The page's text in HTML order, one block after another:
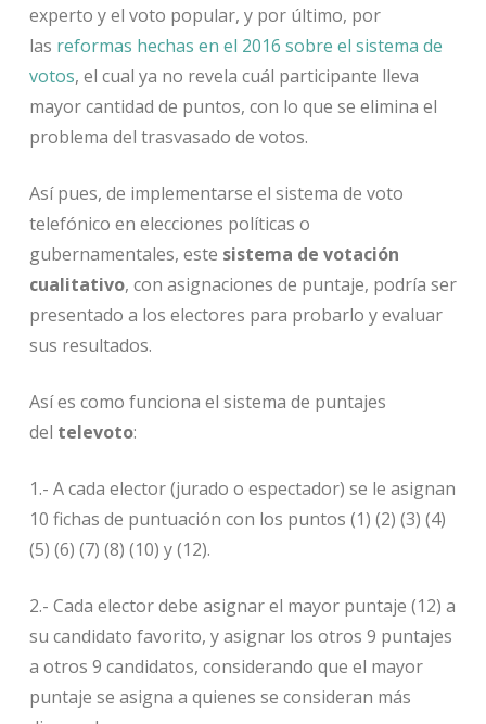
experto y el voto popular, y por último, por
las reformas hechas en el 2016 sobre el sistema de
votos, el cual ya no revela cuál participante lleva
mayor cantidad de puntos, con lo que se elimina el
problema del trasvasado de votos.
Así pues, de implementarse el sistema de voto
telefónico en elecciones políticas o
gubernamentales, este sistema de votación
cualitativo, con asignaciones de puntaje, podría ser
presentado a los electores para probarlo y evaluar
sus resultados.
Así es como funciona el sistema de puntajes
del televoto:
1.- A cada elector (jurado o espectador) se le asignan
10 fichas de puntuación con los puntos (1) (2) (3) (4)
(5) (6) (7) (8) (10) y (12).
2.- Cada elector debe asignar el mayor puntaje (12) a
su candidato favorito, y asignar los otros 9 puntajes
a otros 9 candidatos, considerando que el mayor
puntaje se asigna a quienes se consideran más